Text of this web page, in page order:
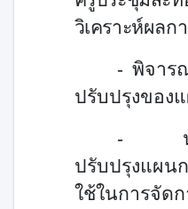
วิเคราะห์ผลก
- พิจาร
ปรับปรุงของ
- นำข้
ปรับปรุงแผน
ใช้ในการจัด